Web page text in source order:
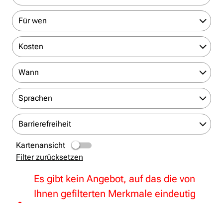
Für wen
Kosten
Wann
Sprachen
Barrierefreiheit
Kartenansicht
Filter zurücksetzen
Es gibt kein Angebot, auf das die von
Ihnen gefilterten Merkmale eindeutig